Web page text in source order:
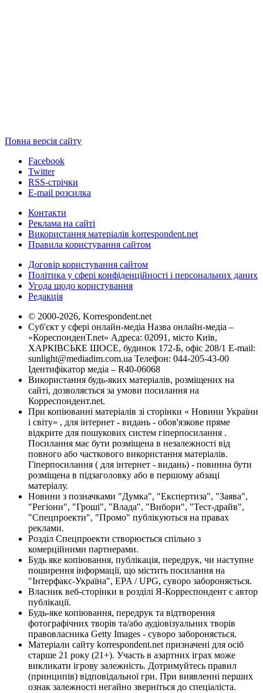
Повна версія сайту
Facebook
Twitter
RSS-стрічки
E-mail розсилка
Контакти
Реклама на сайті
Використання матеріалів korrespondent.net
Правила користування сайтом
Договір користування сайтом
Політика у сфері конфіденційності і персональних даних
Угода щодо користування
Редакція
© 2000-2026, Korrespondent.net
Суб'єкт у сфері онлайн-медіа Назва онлайн-медіа –
«КореспонденТ.net» Адреса: 02091, місто Київ,
ХАРКІВСЬКЕ ШОСЕ, будинок 172-Б, офіс 208/1 E-mail:
sunlight@mediadim.com.ua Телефон: 044-205-43-00
Ідентифікатор медіа – R40-06068
Використання будь-яких матеріалів, розміщених на
сайті, дозволяється за умови посилання на
Корреспондент.net.
При копіюванні матеріалів зі сторінки « Новини України
і світу» , для інтернет - видань - обов'язкове пряме
відкрите для пошукових систем гіперпосилання .
Посилання має бути розміщена в незалежності від
повного або часткового використання матеріалів.
Гіперпосилання ( для інтернет - видань) - повинна бути
розміщена в підзаголовку або в першому абзаці
матеріалу.
Новини з позначками "Думка", "Експертиза", "Заява",
"Регіони", "Гроші", "Влада", "Вибори", "Тест-драйв",
"Спецпроекти", "Промо" публікуються на правах
реклами.
Розділ Спецпроекти створюється спільно з
комерційними партнерами.
Будь яке копіювання, публікація, передрук, чи наступне
поширення інформації, що містить посилання на
"Інтерфакс-Україна", EPA / UPG, суворо забороняється.
Власник веб-сторінки в розділі Я-Корреспондент є автор
публікації.
Будь-яке копіювання, передрук та відтворення
фотографічних творів та/або аудіовізуальних творів
правовласника Getty Images - суворо забороняється.
Матеріали сайту korrespondent.net призначені для осіб
старше 21 року (21+). Участь в азартних іграх може
викликати ігрову залежність. Дотримуйтесь правил
(принципів) відповідальної гри. При виявленні перших
ознак залежності негайно зверніться до спеціаліста.